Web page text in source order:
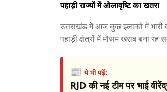
पहाड़ी राज्यों में ओलावृष्टि का खतरा
उत्तराखंड में आज कुछ इलाकों में भारी
पहाड़ी क्षेत्रों में मौसम खराब बना रह
📰ये भी पढ़ें:
RJD की नई टीम पर भाई